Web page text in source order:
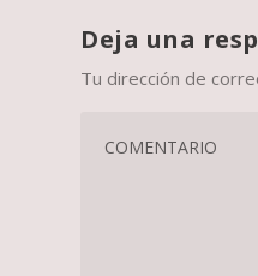
Deja una
Tu dirección de